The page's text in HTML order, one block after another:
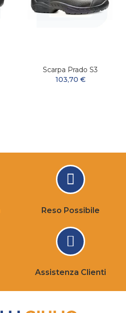
Scarpa Prado S3
103,70 €
Reso Possibile
Assistenza Clienti